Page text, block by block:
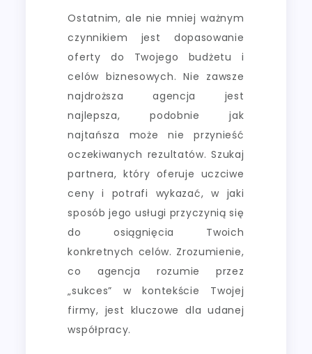
Ostatnim, ale nie mniej ważnym
czynnikiem jest dopasowanie
oferty do Twojego budżetu i
celów biznesowych. Nie zawsze
najdroższa agencja jest
najlepsza, podobnie jak
najtańsza może nie przynieść
oczekiwanych rezultatów. Szukaj
partnera, który oferuje uczciwe
ceny i potrafi wykazać, w jaki
sposób jego usługi przyczynią się
do osiągnięcia Twoich
konkretnych celów. Zrozumienie,
co agencja rozumie przez
„sukces” w kontekście Twojej
firmy, jest kluczowe dla udanej
współpracy.